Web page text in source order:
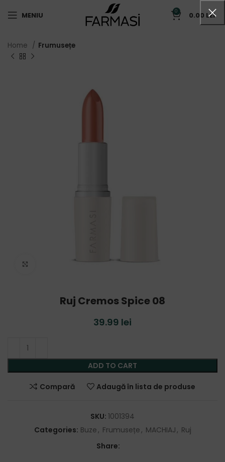
MENIU 0 0.00 LEI
Home Frumusețe
Click to enlarge
Ruj Cremos Spice 08
39.99 lei
ADD TO CART
Compară Adaugă în lista de produse
SKU: 1001394
Categories: Buze, Frumusețe, MACHIAJ, Ruj
Share: